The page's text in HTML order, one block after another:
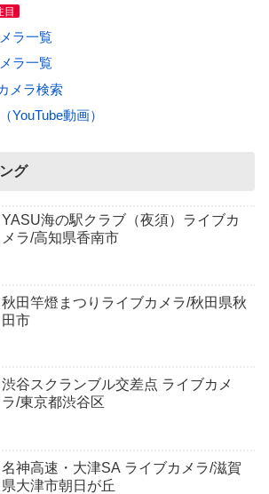
目
ラ一覧
ラ一覧
メラ検索
YouTube動画）
グ
YASU海の駅クラブ（夜須）ライブカ
メラ/高知県香南市
秋田竿燈まつりライブカメラ/秋田県秋
田市
渋谷スクランブル交差点 ライブカメ
ラ/東京都渋谷区
名神高速・大津SA ライブカメラ/滋賀
県大津市朝日が丘